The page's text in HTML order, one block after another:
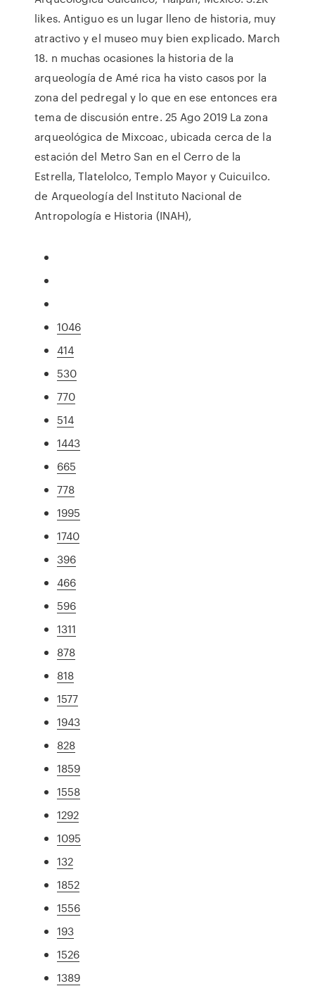
likes. Antiguo es un lugar lleno de historia, muy
atractivo y el museo muy bien explicado. March
18. n muchas ocasiones la historia de la
arqueología de Amé rica ha visto casos por la
zona del pedregal y lo que en ese entonces era
tema de discusión entre. 25 Ago 2019 La zona
arqueológica de Mixcoac, ubicada cerca de la
estación del Metro San en el Cerro de la
Estrella, Tlatelolco, Templo Mayor y Cuicuilco.
de Arqueología del Instituto Nacional de
Antropología e Historia (INAH),
1046
414
530
770
514
1443
665
778
1995
1740
396
466
596
1311
878
818
1577
1943
828
1859
1558
1292
1095
132
1852
1556
193
1526
1389